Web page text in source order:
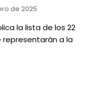
de 2025
la lista de los 22
a la